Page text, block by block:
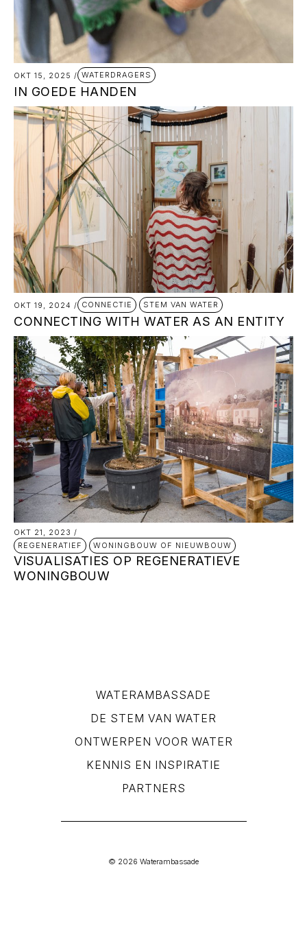
OKT 15, 2025 / WATERDRAGERS
IN GOEDE HANDEN
OKT 19, 2024 / CONNECTIE STEM VAN WATER
CONNECTING WITH WATER AS AN ENTITY
OKT 21, 2023 /
REGENERATIEF
WONINGBOUW OF NIEUWBOUW
VISUALISATIES OP REGENERATIEVE
WONINGBOUW
WATERAMBASSADE
DE STEM VAN WATER
ONTWERPEN VOOR WATER
KENNIS EN INSPIRATIE
PARTNERS
© 2026 Waterambassade